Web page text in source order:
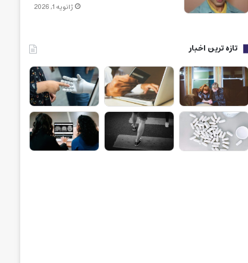
ژانویه 1, 2026
تازه ترین اخبار